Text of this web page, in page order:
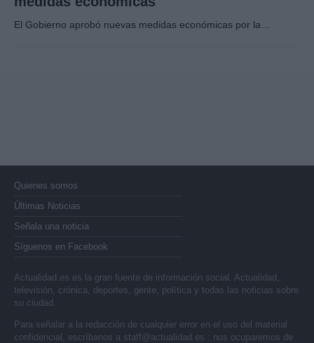
El Gobierno aprobó nuevas medidas económicas por la…
Quienes somos
Últimas Noticias
Señala una noticia
Síguenos en Facebook
Actualidad.es es la gran fuente de información social. Actualidad,
televisión, crónica, deportes, gente, política y todas las noticias sobre
su ciudad.
Para señalar a la redacción de cualquier error en el uso del material
confidencial, escríbanos a staff@actualidad.es : nos ocuparemos de